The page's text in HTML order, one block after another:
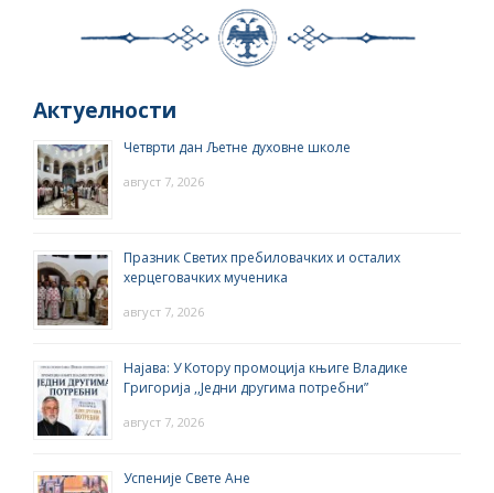
Актуелности
Четврти дан Љетне духовне школе
август 7, 2026
Празник Светих пребиловачких и осталих
херцеговачких мученика
август 7, 2026
Најава: У Котору промоција књиге Владике
Григорија ,,Једни другима потребни”
август 7, 2026
Успеније Свете Ане